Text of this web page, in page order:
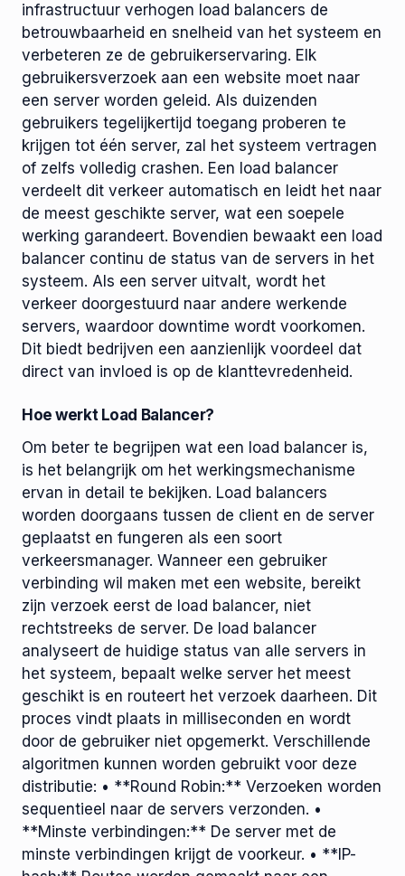
infrastructuur verhogen load balancers de
betrouwbaarheid en snelheid van het systeem en
verbeteren ze de gebruikerservaring. Elk
gebruikersverzoek aan een website moet naar
een server worden geleid. Als duizenden
gebruikers tegelijkertijd toegang proberen te
krijgen tot één server, zal het systeem vertragen
of zelfs volledig crashen. Een load balancer
verdeelt dit verkeer automatisch en leidt het naar
de meest geschikte server, wat een soepele
werking garandeert. Bovendien bewaakt een load
balancer continu de status van de servers in het
systeem. Als een server uitvalt, wordt het
verkeer doorgestuurd naar andere werkende
servers, waardoor downtime wordt voorkomen.
Dit biedt bedrijven een aanzienlijk voordeel dat
direct van invloed is op de klanttevredenheid.
Hoe werkt Load Balancer?
Om beter te begrijpen wat een load balancer is,
is het belangrijk om het werkingsmechanisme
ervan in detail te bekijken. Load balancers
worden doorgaans tussen de client en de server
geplaatst en fungeren als een soort
verkeersmanager. Wanneer een gebruiker
verbinding wil maken met een website, bereikt
zijn verzoek eerst de load balancer, niet
rechtstreeks de server. De load balancer
analyseert de huidige status van alle servers in
het systeem, bepaalt welke server het meest
geschikt is en routeert het verzoek daarheen. Dit
proces vindt plaats in milliseconden en wordt
door de gebruiker niet opgemerkt. Verschillende
algoritmen kunnen worden gebruikt voor deze
distributie: • **Round Robin:** Verzoeken worden
sequentieel naar de servers verzonden. •
**Minste verbindingen:** De server met de
minste verbindingen krijgt de voorkeur. • **IP-